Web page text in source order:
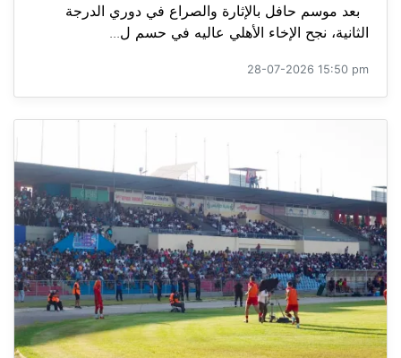
بعد موسم حافل بالإثارة والصراع في دوري الدرجة
الثانية، نجح الإخاء الأهلي عاليه في حسم ل...
28-07-2026 15:50 pm